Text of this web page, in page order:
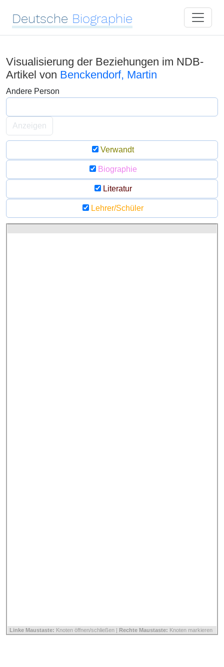
Deutsche Biographie
Visualisierung der Beziehungen im NDB-
Artikel von Benckendorf, Martin
Andere Person
Anzeigen
Verwandt
Biographie
Literatur
Lehrer/Schüler
Linke Maustaste: Knoten öffnen/schließen | Rechte Maustaste: Knoten markieren